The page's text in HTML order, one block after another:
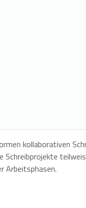
kollaborativen
Schreibprojekte
Arbeitsphasen.